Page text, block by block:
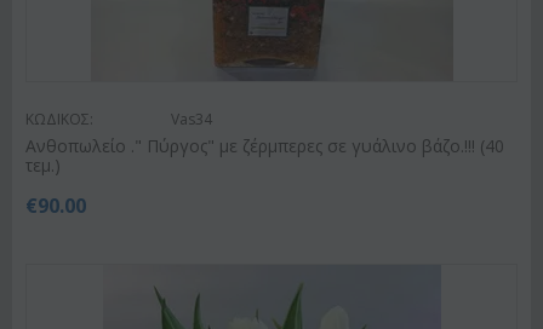
ΚΩΔΙΚΟΣ: Vas34
Ανθοπωλείο ." Πύργος" με ζέρμπερες σε γυάλινο βάζο.!!! (40
τεμ.)
€90.00